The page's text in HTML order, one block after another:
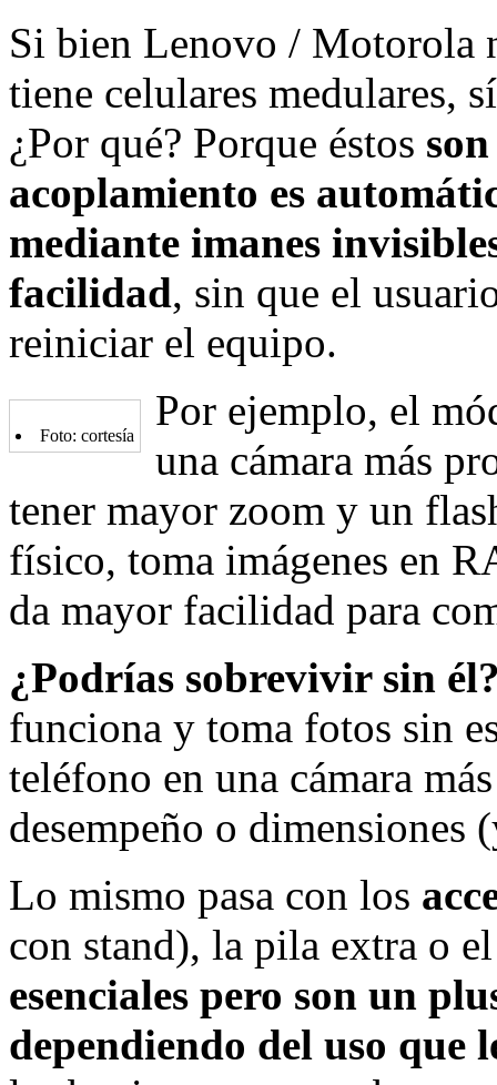
Si bien Lenovo / Motorola
tiene celulares medulares,
¿Por qué? Porque éstos
acoplamiento es
mediante imanes
facilidad, sin que el
reiniciar el equipo.
Foto: cortesía
Por ejemplo, el
una cámara más
tener mayor zoom y un
físico, toma imágenes en
da mayor facilidad para
¿Podrías sobrevivir sin
funciona y toma fotos sin
teléfono en una cámara
desempeño o dimensiones
Lo mismo pasa con los
con stand), la pila extra o
esenciales pero son un
dependiendo del uso que